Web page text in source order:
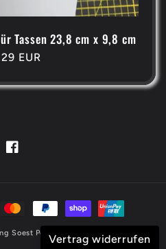
Tassen 23,8 cm x 9,8 cm
EUR
Facebook
Soest Powered by Shopify
Vertrag widerrufen